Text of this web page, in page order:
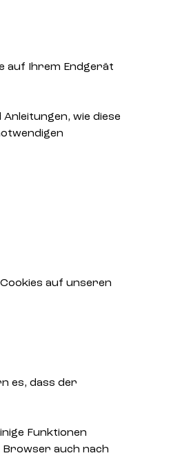
auf Ihrem Endgerät
wie diese
auf unseren
es, dass der
Funktionen
auch nach